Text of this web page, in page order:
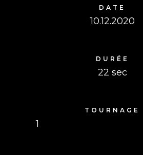
DATE
10.12.2020
DURÉE
22 sec
TOURNAGE
1